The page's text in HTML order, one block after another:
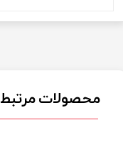
محصولات مرتبط